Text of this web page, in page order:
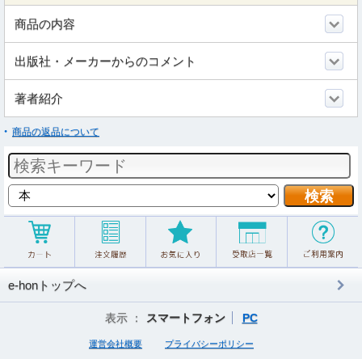
商品の内容
出版社・メーカーからのコメント
著者紹介
商品の返品について
e-honトップへ
表示 ： スマートフォン PC
運営会社概要 プライバシーポリシー